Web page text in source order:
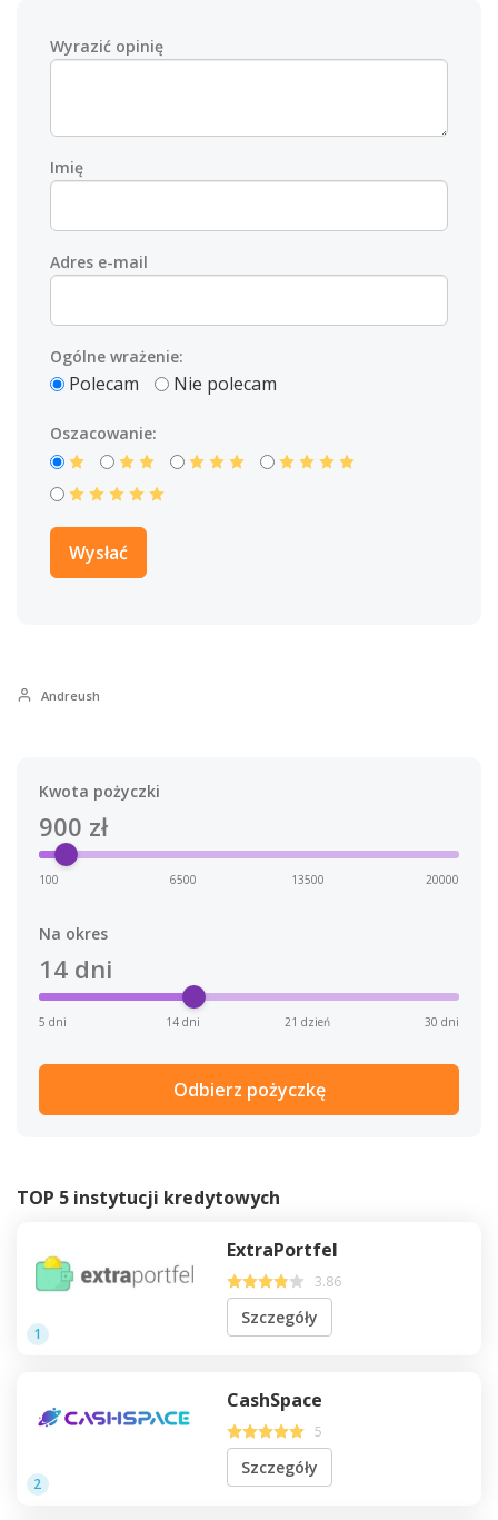
Wyrazić opinię
Imię
Adres e-mail
Ogólne wrażenie:
Polecam Nie polecam
Oszacowanie:
Andreush
Kwota pożyczki
900 zł
100 6500 13500 20000
Na okres
14 dni
5 dni 14 dni 21 dzień 30 dni
Odbierz pożyczkę
TOP 5 instytucji kredytowych
1
ExtraPortfel
3.86
Szczegóły
2
CashSpace
5
Szczegóły